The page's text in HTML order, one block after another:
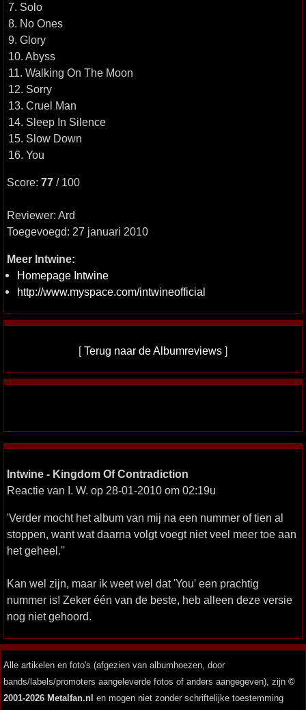
7. Solo
8. No Ones
9. Glory
10. Abyss
11. Walking On The Moon
12. Sorry
13. Cruel Man
14. Sleep In Silence
15. Slow Down
16. You
Score: 77 / 100
Reviewer: Ard
Toegevoegd: 27 januari 2010
Meer Intwine:
Homepage Intwine
http://www.myspace.com/intwineofficial
[Terug naar de Albumreviews ]
Intwine - Kingdom Of Contradiction
Reactie van I. W. op 28-01-2010 om 02:19u
'Verder mocht het album van mij na een nummer of tien al
stoppen, want wat daarna volgt voegt niet veel meer toe aan
het geheel.''
Kan wel zijn, maar ik weet wel dat 'You' een prachtig
nummer is! Zeker één van de beste, heb alleen deze versie
nog niet gehoord.
Alle artikelen en foto's (afgezien van albumhoezen, door
bands/labels/promoters aangeleverde fotos of anders aangegeven), zijn ©
2001-2026 Metalfan.nl en mogen niet zonder schriftelijke toestemming